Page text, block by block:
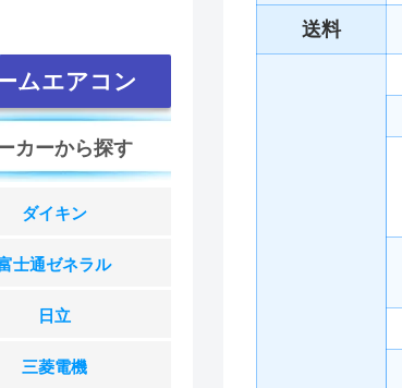
送料
ムエアコン
カーから探す
ダイキン
士通ゼネラル
日立
三菱電機